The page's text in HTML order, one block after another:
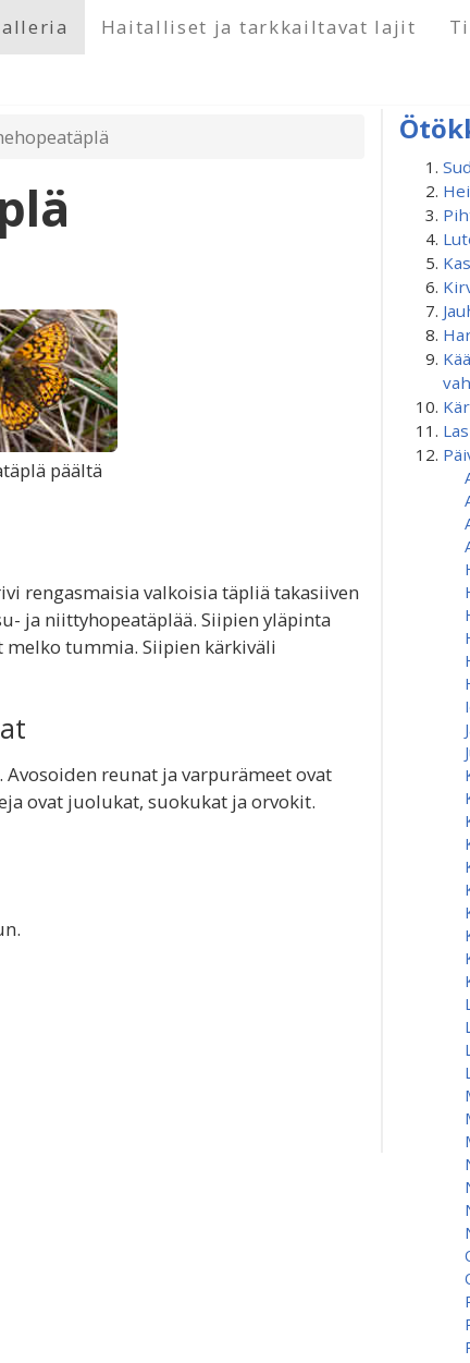
Haitalliset ja tarkkailtavat lajit
päältä
rengasmaisia valkoisia täpliä takasiiven
ja niittyhopeatäplää. Siipien yläpinta
tummia. Siipien kärkiväli
reunat ja varpurämeet ovat
ovat juolukat, suokukat ja orvokit.